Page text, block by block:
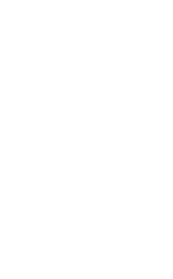
- festas -